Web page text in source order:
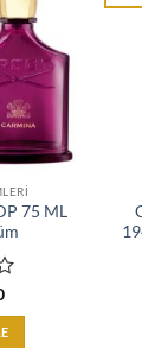
75 ML